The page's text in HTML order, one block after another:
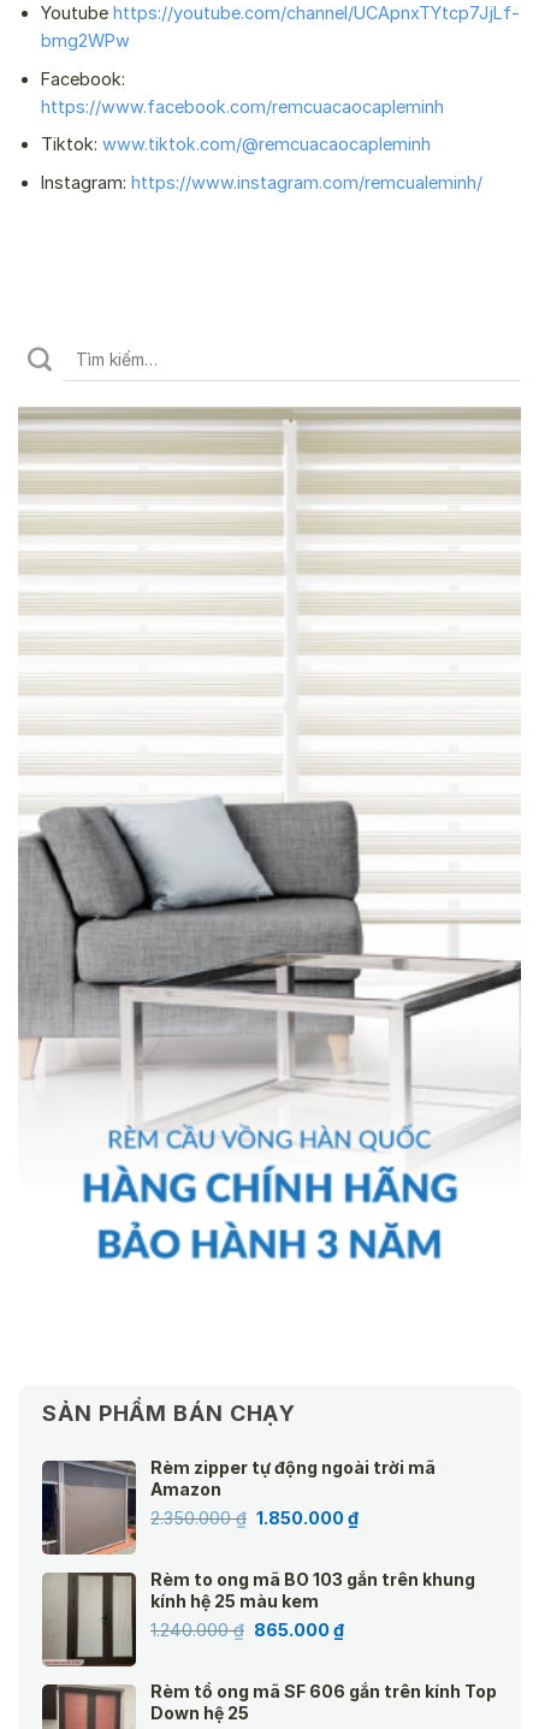
Youtube https://youtube.com/channel/UCApnxTYtcp7JjLf-
bmg2WPw
Facebook:
https://www.facebook.com/remcuacaocapleminh
Tiktok: www.tiktok.com/@remcuacaocapleminh
Instagram: https://www.instagram.com/remcualeminh/
SẢN PHẨM BÁN CHẠY
Rèm zipper tự động ngoài trời mã
Amazon
2.350.000₫ Giá
2.350.000 ₫.
1.850.000₫Giá
là:
Rèm to ong mã BO 103 gắn trên khung
kính hệ 25 màu kem
1.240.000₫ Giá
1.240.000 ₫.
865.000₫Giá
là:
Rèm tổ ong mã SF 606 gắn trên kính Top
Down hệ 25